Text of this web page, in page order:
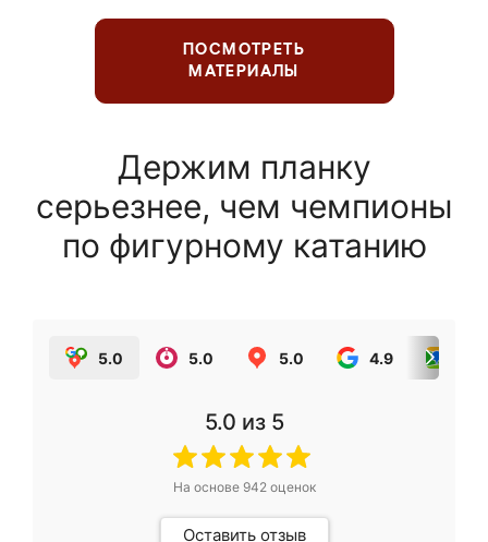
ПОСМОТРЕТЬ
МАТЕРИАЛЫ
Держим планку
серьезнее, чем чемпионы
по фигурному катанию
5.0 5.0 5.0 4.9
5.0 из 5
На основе 942оценок
Оставить отзыв